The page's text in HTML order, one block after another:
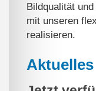
Bildqualität
mit unseren
realisieren.
Aktuelles